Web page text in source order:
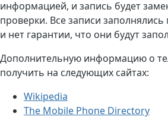
информацией, и запись будет
проверки. Все записи
и нет гарантии, что они будут
Дополнительную информацию о
получить на следующих сайтах:
Wikipedia
The Mobile Phone Directory